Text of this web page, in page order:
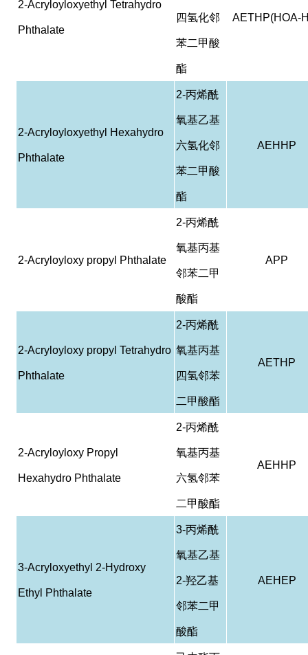
2-Acryloyloxyethyl Tetrahydro
Phthalate
四氢化邻
苯二甲酸
酯
AETHP(HOA-
2-Acryloyloxyethyl Hexahydro
Phthalate
2-丙烯酰
氧基乙基
六氢化邻
苯二甲酸
酯
AEHHP
2-Acryloyloxy propyl Phthalate
2-丙烯酰
氧基丙基
邻苯二甲
酸酯
APP
2-Acryloyloxy propyl Tetrahydro
Phthalate
2-丙烯酰
氧基丙基
四氢邻苯
二甲酸酯
AETHP
2-Acryloyloxy Propyl
Hexahydro Phthalate
2-丙烯酰
氧基丙基
六氢邻苯
二甲酸酯
AEHHP
3-Acryloxyethyl 2-Hydroxy
Ethyl Phthalate
3-丙烯酰
氧基乙基
2-羟乙基
邻苯二甲
酸酯
AEHEP